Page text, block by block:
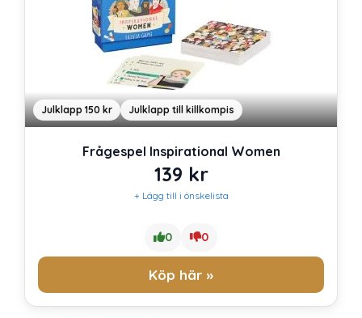
Julklapp 150 kr Julklapp till killkompis
Frågespel Inspirational Women
139 kr
+ Lägg till i önskelista
0 0
Köp här »